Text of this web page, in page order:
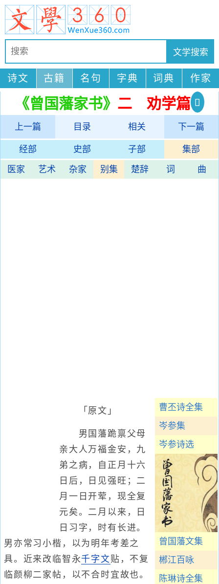
诗文 古籍 名句 字典 词典 作家
《曾国藩家书》 二 劝学篇
上一篇 目录 相关 下一篇
经部 史部 子部 集部
医家 艺术 杂家 别集 楚辞 词 曲
曹丕诗全集
岑参集
岑参诗选
曾国藩文集
郴江百咏
陈琳诗全集
「原文」
男国藩跪禀父母
亲大人万福金安，九
弟之病，自正月十六
日后，日见强旺；二
月一日开荤，现全复
元矣。二月以来，日
日习字，时有长进。
男亦常习小楷，以为明年考差之
具。近来改临智永千字文贴，不复
临颜柳二家帖，以不合时宜故也。